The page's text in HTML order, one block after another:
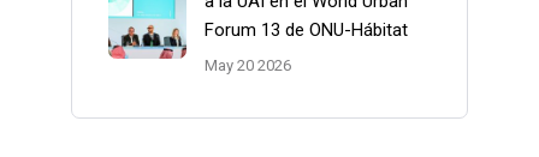
Forum 13 de ONU-Hábitat
May 20 2026